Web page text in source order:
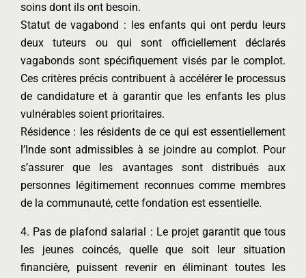
soins dont ils ont besoin.
Statut de vagabond : les enfants qui ont perdu leurs
deux tuteurs ou qui sont officiellement déclarés
vagabonds sont spécifiquement visés par le complot.
Ces critères précis contribuent à accélérer le processus
de candidature et à garantir que les enfants les plus
vulnérables soient prioritaires.
Résidence : les résidents de ce qui est essentiellement
l’Inde sont admissibles à se joindre au complot. Pour
s’assurer que les avantages sont distribués aux
personnes légitimement reconnues comme membres
de la communauté, cette fondation est essentielle.
4. Pas de plafond salarial : Le projet garantit que tous
les jeunes coincés, quelle que soit leur situation
financière, puissent revenir en éliminant toutes les